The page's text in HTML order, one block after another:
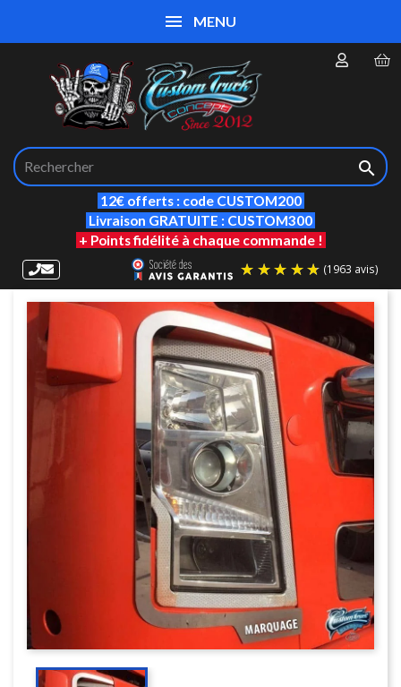

12€ offerts : code CUSTOM200
Livraison GRATUITE : CUSTOM300
+ Points fidélité à chaque commande !
MENU